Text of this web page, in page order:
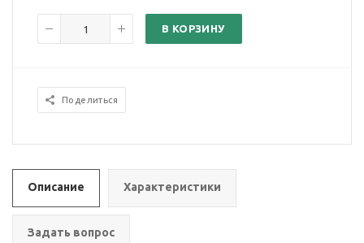
В КОРЗИНУ
Поделиться
Описание Характеристики
Задать вопрос